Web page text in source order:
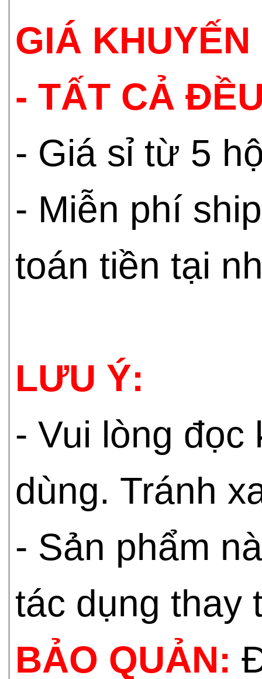
GIÁ
- TẤT CẢ
- Giá sỉ từ 5
- Miễn phí
toán tiền tại
LƯU Ý:
- Vui lòng
dùng. Tránh
- Sản phẩm
tác dụng thay
BẢO QUẢN: